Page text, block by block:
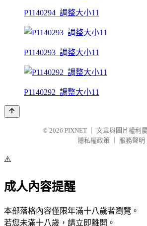
P1140294_調整大小11
P1140293_調整大小11
P1140292_調整大小11
© 2026 PIXNET
文章與圖片權利
隱私權政策
服務聲明
⚠️
成人內容提醒
本部落格內容僅限年滿十八歲者瀏覽。
若您未滿十八歲，請立即離開。